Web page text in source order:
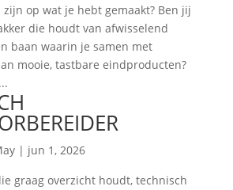
op wat je hebt gemaakt? Ben jij
die houdt van afwisselend
baan waarin je samen met
mooie, tastbare eindproducten?
| jun 1, 2026
graag overzicht houdt, technisch